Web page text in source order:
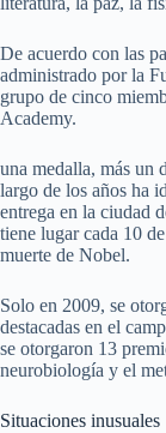
De acuerdo con las
administrado por la
grupo de cinco
Academy.
una medalla, más un
largo de los años ha
entrega en la ciudad
tiene lugar cada 10
muerte de Nobel.
Solo en 2009, se
destacadas en el
se otorgaron 13
neurobiología y el
Situaciones inusuales